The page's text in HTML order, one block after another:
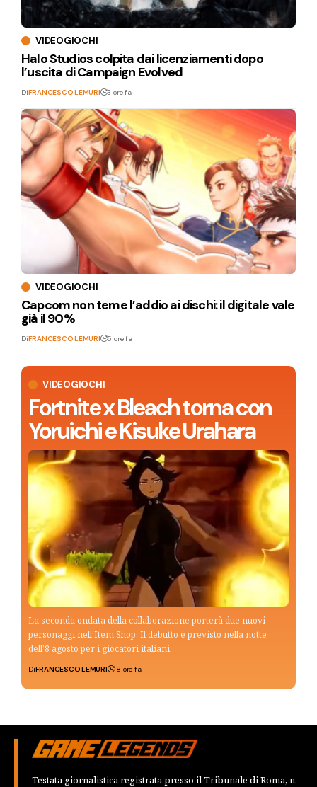
VIDEOGIOCHI
Fortnite x Bleach torna con
Yoruichi e Kisuke Urahara
La seconda ondata della collaborazione porterà due nuovi
personaggi nell’Item Shop. Il debutto è previsto nella notte
dell’8 agosto per i giocatori italiani.
DiFRANCESCO LEMURI 18 ore fa
VIDEOGIOCHI
Halo Studios colpita dai licenziamenti dopo
l’uscita di Campaign Evolved
DiFRANCESCO LEMURI 3 ore fa
VIDEOGIOCHI
Capcom non teme l’addio ai dischi: il digitale vale
già il 90%
DiFRANCESCO LEMURI 5 ore fa
Testata giornalistica registrata presso il Tribunale di Roma, n.